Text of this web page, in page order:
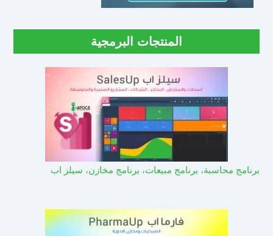
المنتجات البرمجية
برنامج محاسبة، برنامج مبيعات، برنامج مخازن، سيلز اب